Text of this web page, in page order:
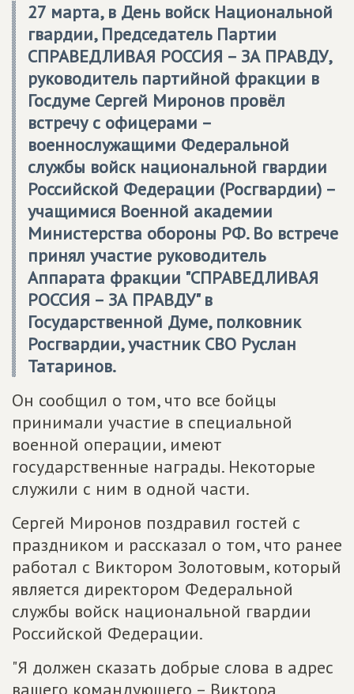
27 марта, в День войск Национальной
гвардии, Председатель Партии
СПРАВЕДЛИВАЯ РОССИЯ – ЗА ПРАВДУ,
руководитель партийной фракции в
Госдуме Сергей Миронов провёл
встречу с офицерами –
военнослужащими Федеральной
службы войск национальной гвардии
Российской Федерации (Росгвардии) –
учащимися Военной академии
Министерства обороны РФ. Во встрече
принял участие руководитель
Аппарата фракции "СПРАВЕДЛИВАЯ
РОССИЯ – ЗА ПРАВДУ" в
Государственной Думе, полковник
Росгвардии, участник СВО Руслан
Татаринов.
Он сообщил о том, что все бойцы
принимали участие в специальной
военной операции, имеют
государственные награды. Некоторые
служили с ним в одной части.
Сергей Миронов поздравил гостей с
праздником и рассказал о том, что ранее
работал с Виктором Золотовым, который
является директором Федеральной
службы войск национальной гвардии
Российской Федерации.
"Я должен сказать добрые слова в адрес
вашего командующего – Виктора